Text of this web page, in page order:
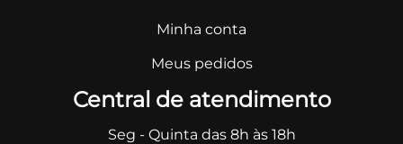
Minha conta
Meus pedidos
Central de atendimento
Seg - Quinta das 8h às 18h